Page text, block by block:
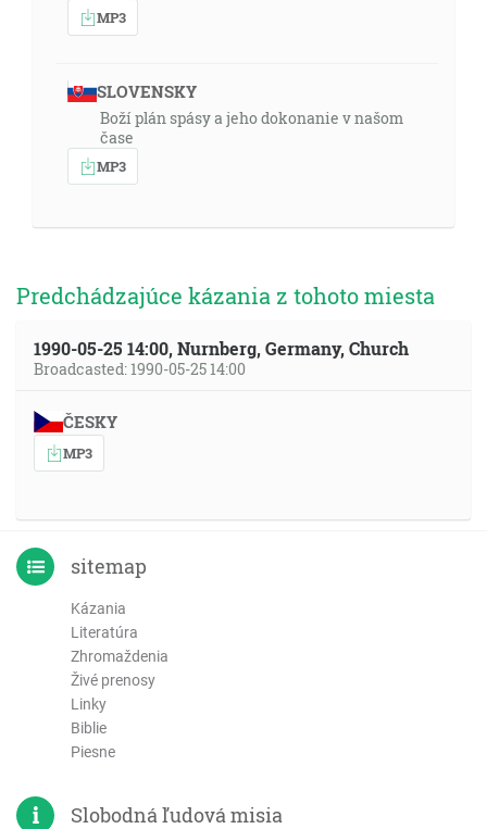
MP3
SLOVENSKY
Boží plán spásy a jeho dokonanie v našom
čase
MP3
Predchádzajúce kázania z tohoto miesta
1990-05-25 14:00, Nurnberg, Germany, Church
Broadcasted: 1990-05-25 14:00
ČESKY
MP3
sitemap
Kázania
Literatúra
Zhromaždenia
Živé prenosy
Linky
Biblie
Piesne
Slobodná ľudová misia